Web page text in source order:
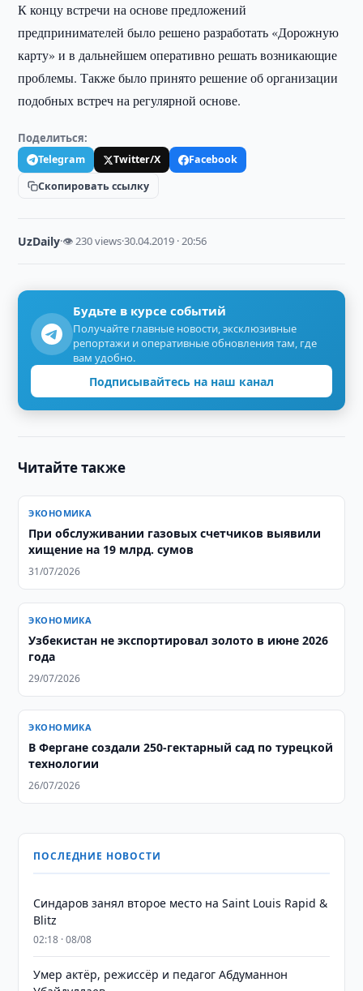
К концу встречи на основе предложений
предпринимателей было решено разработать «Дорожную
карту» и в дальнейшем оперативно решать возникающие
проблемы. Также было принято решение об организации
подобных встреч на регулярной основе.
Поделиться:
Telegram Twitter/X
Facebook
Скопировать ссылку
UzDaily·👁 230 views·30.04.2019 · 20:56
Будьте в курсе событий
Получайте главные новости, эксклюзивные
репортажи и оперативные обновления там, где
вам удобно.
Подписывайтесь на наш канал
Читайте также
ЭКОНОМИКА
При обслуживании газовых счетчиков выявили
хищение на 19 млрд. сумов
31/07/2026
ЭКОНОМИКА
Узбекистан не экспортировал золото в июне 2026
года
29/07/2026
ЭКОНОМИКА
В Фергане создали 250-гектарный сад по турецкой
технологии
26/07/2026
ПОСЛЕДНИЕ НОВОСТИ
Синдаров занял второе место на Saint Louis Rapid &
Blitz
02:18 · 08/08
Умер актёр, режиссёр и педагог Абдуманнон